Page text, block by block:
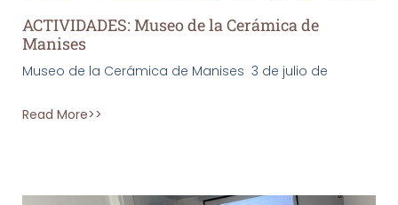
ACTIVIDADES: Museo de la Cerámica de
Manises
Museo de la Cerámica de Manises 3 de julio de
Read More>>